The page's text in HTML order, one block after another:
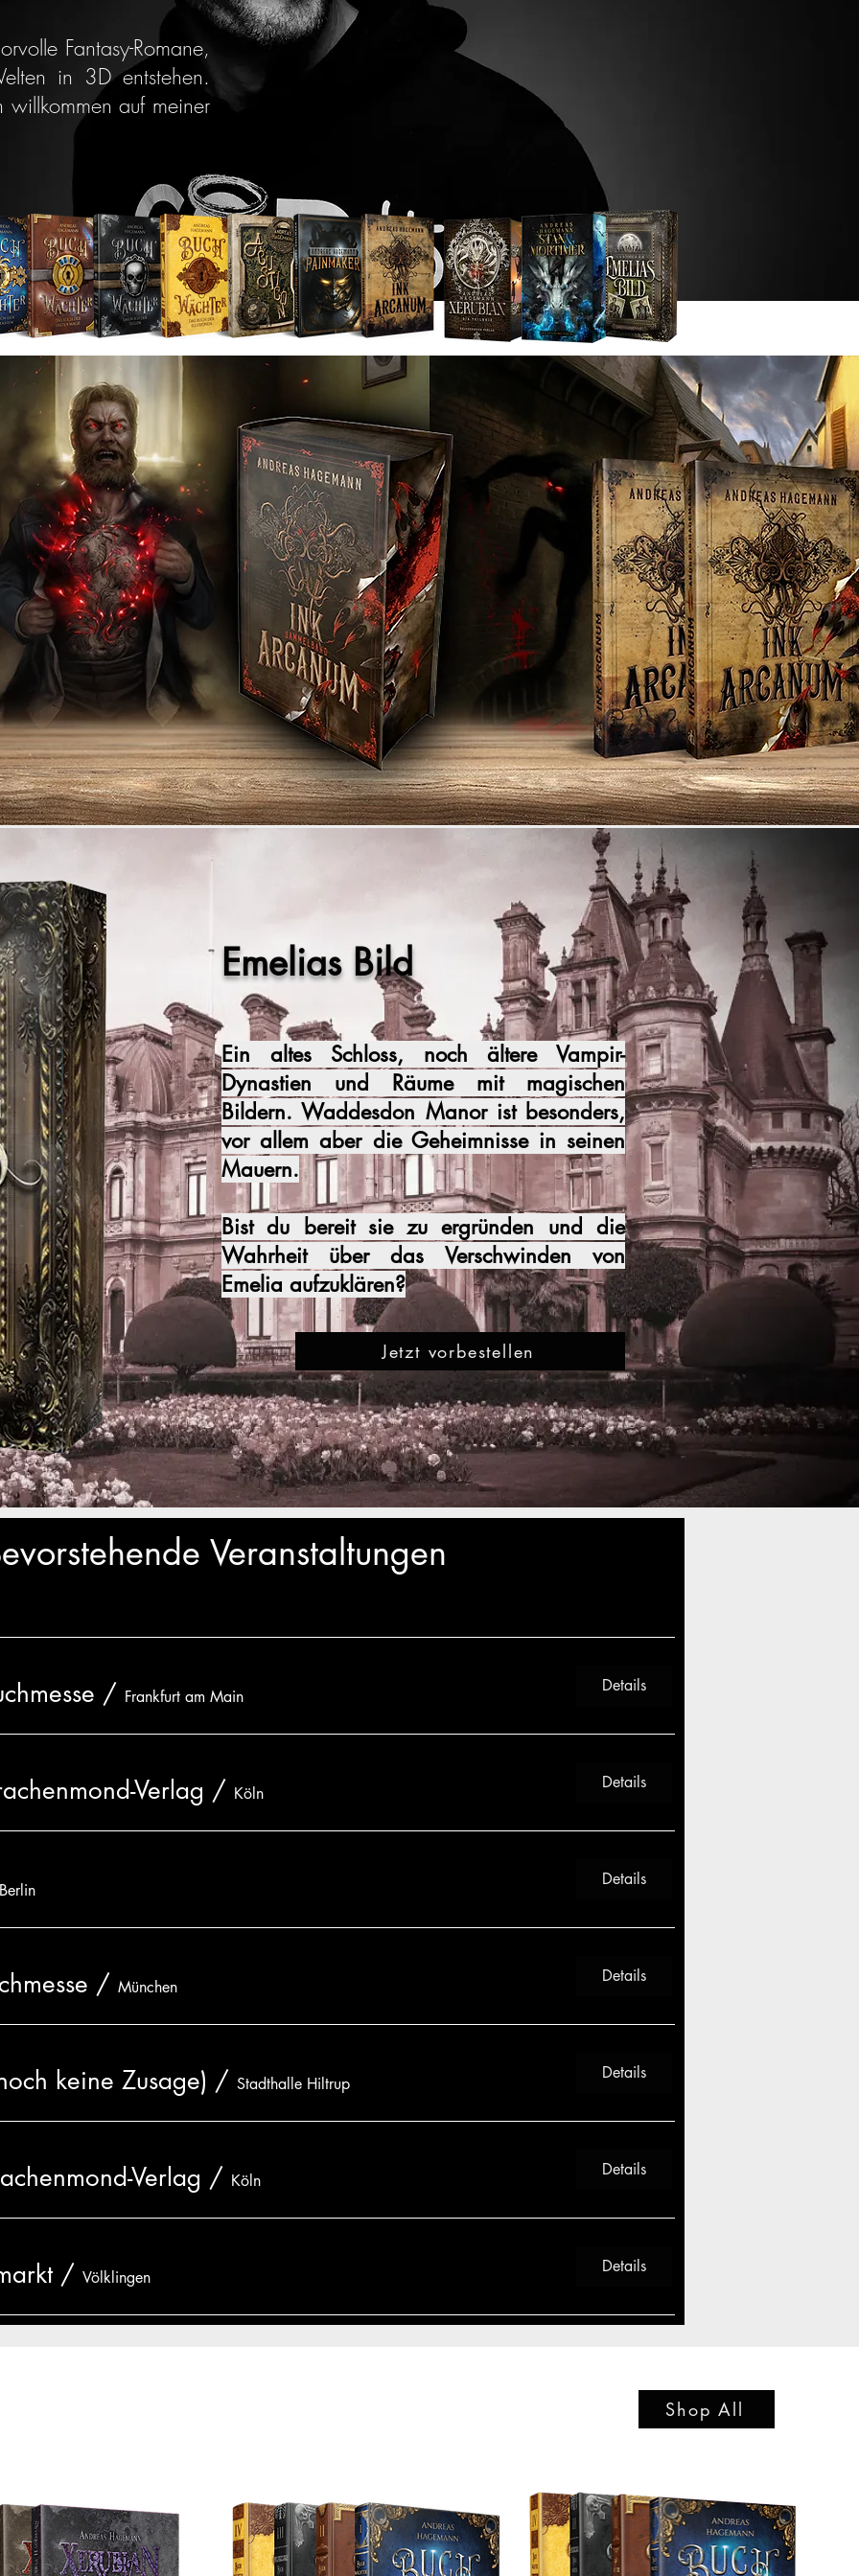
Fantasy-Romane,
in 3D entstehen.
auf meiner
Emelias Bild
Ein altes Schloss, noch ältere Vampir-
Dynastien und Räume mit magischen
Bildern. Waddesdon Manor ist besonders,
vor allem aber die Geheimnisse in seinen
Mauern.
Bist du bereit sie zu ergründen und die
Wahrheit über das Verschwinden von
Emelia aufzuklären?
Jetzt vorbestellen
Veranstaltungen
/ Frankfurt am Main
Details
Verlag / Köln
Details
Berlin
Details
/ München
Details
keine Zusage) / Stadthalle Hiltrup
Details
Verlag / Köln
Details
/ Völklingen
Details
Shop All